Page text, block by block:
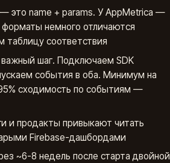
это name + params. У AppMetrica —
немного отличаются
таблицу соответствия
шаг. Подключаем SDK
события в оба. Минимум на
сходимость по событиям —
и продакты привыкают читать
Firebase-дашбордами
~6-8 недель после старта двойной